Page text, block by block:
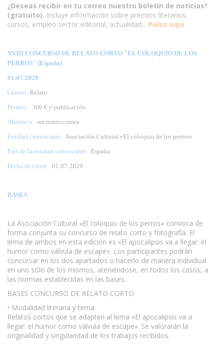
¿Deseas recibir en tu correo nuestro boletín de noticias?
(gratuito). Incluye información sobre premios literarios,
cursos, empleo sector editorial, actualidad... Pulsa aqui
XVIII CONCURSO DE RELATO CORTO "EL COLOQUIO DE LOS
PERROS" (España)
01:07:2020
Género: Relato
Premio:
300 € y publicación
Abierto a: sin restricciones
Entidad convocante: Asociación Cultural «El coloquio de los perros»
País de la entidad convocante: España
Fecha de cierre: 01:07:2020
BASES
La Asociación Cultural «El coloquio de los perros» convoca de
forma conjunta su concurso de relato corto y fotografía. El
lema de ambos en esta edición es «El apocalipsis va a llegar: el
humor como válvula de escape». Los participantes podrán
concursar en los dos apartados o hacerlo de manera individual
en uno sólo de los mismos, ateniéndose, en todos los casos, a
las normas establecidas en las bases.
BASES CONCURSO DE RELATO CORTO
• Modalidad literaria y tema.
Relatos cortos que se adapten al lema «El apocalipsis va a
llegar: el humor como válvula de escape». Se valorarán la
originalidad y singularidad de los trabajos recibidos.